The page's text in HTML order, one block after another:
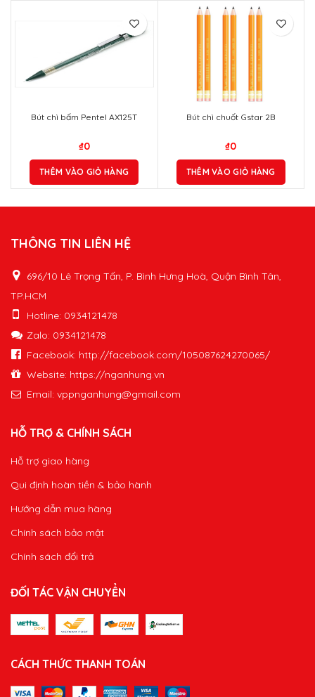
Bút chì bấm Pentel AX125T
₫0
THÊM VÀO GIỎ HÀNG
Bút chì chuốt Gstar 2B
₫0
THÊM VÀO GIỎ HÀNG
THÔNG TIN LIÊN HỆ
696/10 Lê Trọng Tấn, P. Bình Hưng Hoà, Quận Bình Tân,
TP.HCM
Hotline: 0934121478
Zalo: 0934121478
Facebook: http://facebook.com/105087624270065/
Website: https://nganhung.vn
Email: vppnganhung@gmail.com
HỖ TRỢ & CHÍNH SÁCH
Hỗ trợ giao hàng
Qui định hoàn tiền & bảo hành
Hướng dẫn mua hàng
Chính sách bảo mật
Chính sách đổi trả
ĐỐI TÁC VẬN CHUYỂN
CÁCH THỨC THANH TOÁN